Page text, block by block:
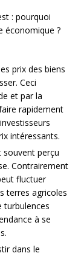
: pourquoi
économique ?
prix des biens
Ceci
et par la
rapidement
intéressants.
perçu
Contrairement
fluctuer
terres agricoles
turbulences
à se
dans le